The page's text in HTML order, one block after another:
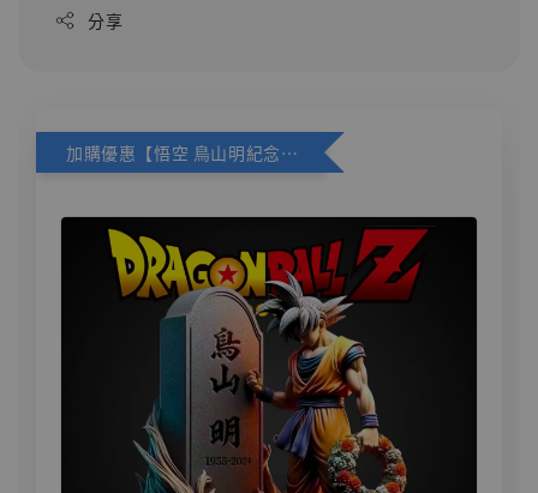
分享
加購優惠【悟空 鳥山明紀念款 [奇蹟工作室]】